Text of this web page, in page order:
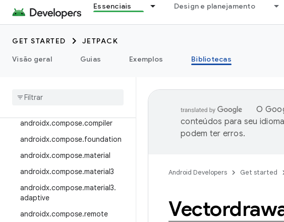
Essenciais Design e planejamento
GET STARTED
JETPACK
Visão geral
Guias Exemplos Bibliotecas
androidx.camera.viewfinder
androidx.car
androidx.car.app
androidx.cardview
androidx.compose.compiler
androidx.compose.foundation
androidx.compose.material
androidx.compose.material3
androidx.compose.material3.
adaptive
androidx.compose.remote
O
conteúdos para seu
podem ter erros.
Android Developers Get started